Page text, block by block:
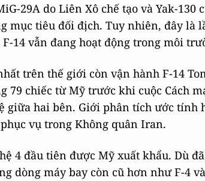
29A do Liên Xô chế tạo và Yak-130
mục tiêu đối địch. Tuy nhiên, đây là
14 vẫn đang hoạt động trong môi
trên thế giới còn vận hành F-14
79 chiếc từ Mỹ trước khi cuộc Cách
giữa hai bên. Giới phân tích ước tính
vụ trong Không quân Iran.
4 đầu tiên được Mỹ xuất khẩu. Dù
dòng máy bay còn cũ hơn như F-4